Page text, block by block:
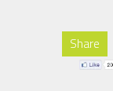
Share